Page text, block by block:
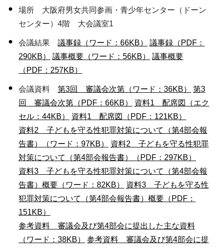
場所 大阪府男女共同参画・青少年センター（ドーン
センター）4階 大会議室1
会議結果 議事録（ワード：66KB）
議事録（PDF：
290KB）
議事概要（ワード：56KB）
議事概要
（PDF：257KB）
会議資料 第3回 審議会次第（ワード：36KB）
第3
回 審議会次第（PDF：66KB）
資料1 配席図（エク
セル：44KB）
資料1 配席図（PDF：121KB）
資料2 子どもを守る性犯罪対策について（第4部会報
告書）（ワード：97KB）
資料2 子どもを守る性犯罪
対策について（第4部会報告書）（PDF：297KB）
資料3 子どもを守る性犯罪対策について（第4部会報
告書）概要（ワード：82KB）
資料3 子どもを守る性
犯罪対策について（第4部会報告書）概要（PDF：
151KB）
参考資料 審議会及び第4部会に提出した主な資料
（ワード：38KB）
参考資料 審議会及び第4部会に提